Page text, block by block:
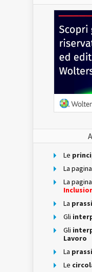
Le
La
La
La prassi
Gli
Gli
Lavoro
La prassi
Le